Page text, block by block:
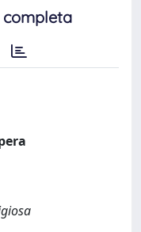
completa